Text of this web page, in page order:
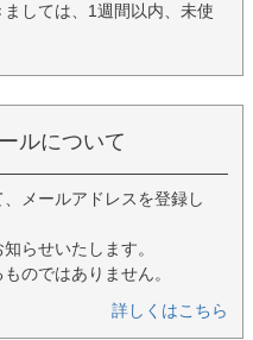
しては、1週間以内、未使
ルについて
メールアドレスを登録し
らせいたします。
のではありません。
詳しくはこちら